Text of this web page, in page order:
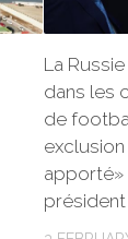
La
dans les
de
exclusion
apporté»